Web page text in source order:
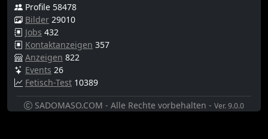
Profile 58478
Bilder 29010
Jobs 432
Kontaktanzeigen 357
Anzeigen 822
Events 26
Fetisch-Test 10389
SADOMASO.COM - Alle Rechte vorbehalten - Ver. 9.0.0